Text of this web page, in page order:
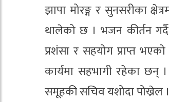
झापा मोरङ्ग र सुनसरीका
थालेको छ । भजन कीर्तन
प्रशंसा र सहयोग प्राप्त
कार्यमा सहभागी रहेका छन्
समूहकी सचिव यशोदा पोख्रेल ।